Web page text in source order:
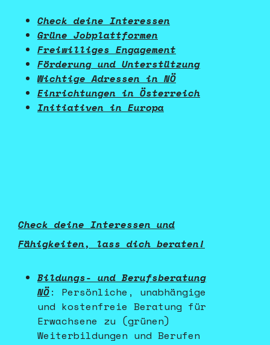
Check deine Interessen
Grüne Jobplattformen
Freiwilliges Engagement
Förderung und Unterstützung
Wichtige Adressen in NÖ
Einrichtungen in Österreich
Initiativen in Europa
Check deine Interessen und
Fähigkeiten, lass dich beraten!
Bildungs- und Berufsberatung
NÖ: Persönliche, unabhängige
und kostenfreie Beratung für
Erwachsene zu (grünen)
Weiterbildungen und Berufen